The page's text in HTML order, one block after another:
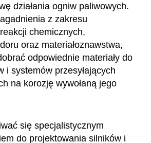
działania ogniw paliwowych.
z zakresu
chemicznych,
oraz materiałoznawstwa,
odpowiednie materiały do
i systemów przesyłających
na korozję wywołaną jego
się specjalistycznym
do projektowania silników i